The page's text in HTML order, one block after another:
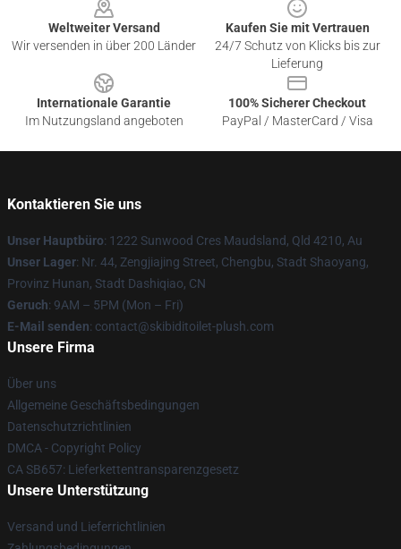
Weltweiter Versand
Wir versenden in über 200 Länder
Kaufen Sie mit Vertrauen
24/7 Schutz von Klicks bis zur
Lieferung
Internationale Garantie
Im Nutzungsland angeboten
100% Sicherer Checkout
PayPal / MasterCard / Visa
Kontaktieren Sie uns
Unser Hauptbüro: 1222 Sunwood Cres Maudsland, Qld 4210, Au
Unser Lager: Nr. 44, Zengjiajing Street, Chengbu, Stadt Shaoyang,
Provinz Hunan, Stadt Dashiqiao, CN
Geruch: 9AM – 5PM (Mon – Fri)
E-Mail senden: contact@skibiditoilet-plush.com
Unsere Firma
Über uns
Allgemeine Geschäftsbedingungen
Datenschutzrichtlinien
DMCA - Copyright Policy
CA SB657: Lieferkettentransparenzgesetz
Unsere Unterstützung
Versand und Lieferrichtlinien